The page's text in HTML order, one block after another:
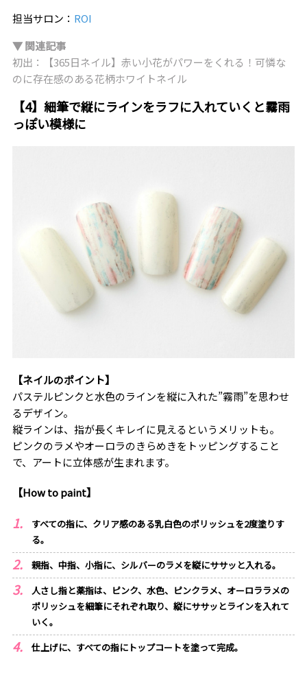
担当サロン： ROI
▼ 関連記事
初出：【365日ネイル】赤い小花がパワーをくれる！可憐な
のに存在感のある花柄ホワイトネイル
【4】細筆で縦にラインをラフに入れていくと霧雨
っぽい模様に
【ネイルのポイント】
パステルピンクと水色のラインを縦に入れた”霧雨”を思わせ
るデザイン。
縦ラインは、指が長くキレイに見えるというメリットも。
ピンクのラメやオーロラのきらめきをトッピングすること
で、アートに立体感が生まれます。
【How to paint】
すべての指に、クリア感のある乳白色のポリッシュを2度塗りす
る。
親指、中指、小指に、シルバーのラメを縦にササッと入れる。
人さし指と薬指は、ピンク、水色、ピンクラメ、オーロララメの
ポリッシュを細筆にそれぞれ取り、縦にササッとラインを入れて
いく。
仕上げに、すべての指にトップコートを塗って完成。